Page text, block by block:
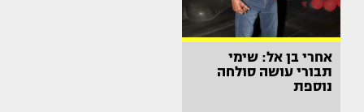
אחרי בן אל: שימי
תבורי עושה סולחה
נוספת